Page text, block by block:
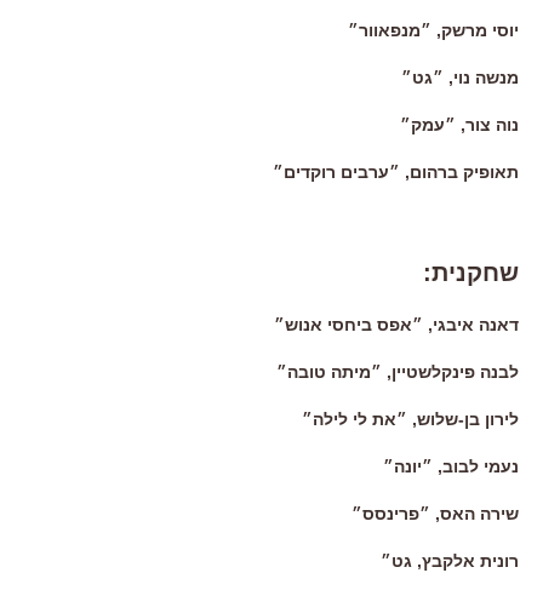
יוסי מרשק, ״מנפאוור״
מנשה נוי, ״גט״
נוה צור, ״עמק״
תאופיק ברהום, ״ערבים רוקדים״
שחקנית:
דאנה איבגי, ״אפס ביחסי אנוש״
לבנה פינקלשטיין, ״מיתה טובה״
לירון בן-שלוש, ״את לי לילה״
נעמי לבוב, ״יונה״
שירה האס, ״פרינסס״
רונית אלקבץ, גט״